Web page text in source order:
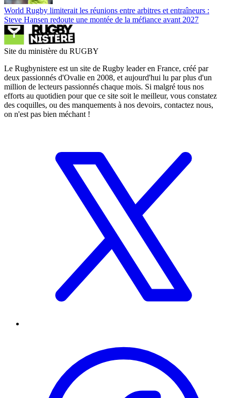
World Rugby limiterait les réunions entre arbitres et entraîneurs :
Steve Hansen redoute une montée de la méfiance avant 2027
Site du ministère du RUGBY
Le Rugbynistere est un site de Rugby leader en France, créé par
deux passionnés d'Ovalie en 2008, et aujourd'hui lu par plus d'un
million de lecteurs passionnés chaque mois. Si malgré tous nos
efforts au quotidien pour que ce site soit le meilleur, vous constatez
des coquilles, ou des manquements à nos devoirs, contactez nous,
on n'est pas bien méchant !